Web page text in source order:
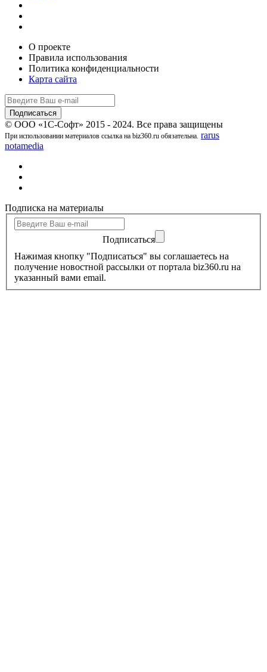
О проекте
Правила использования
Политика конфиденциальности
Карта сайта
© ООО «1С-Софт» 2015 - 2024. Все права защищены
При использовании материалов ссылка на biz360.ru обязательна. rarus
notamedia
Подписка на материалы
Подписаться
Нажимая кнопку "Подписаться" вы соглашаетесь на
получение новостной рассылки от портала biz360.ru на
указанный вами email.